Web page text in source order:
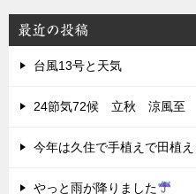
最近の投稿
台風13号と天気
24節気72候 立秋 涼風至
今年は久住で手植えで田植
やっと雨が降りました